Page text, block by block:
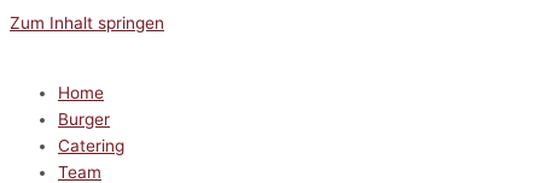
Zum Inhalt springen
Home
Burger
Catering
Team